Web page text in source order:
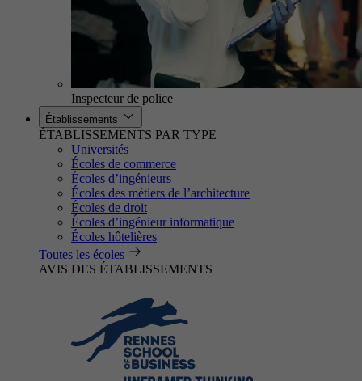
Inspecteur de police
Établissements
ÉTABLISSEMENTS PAR TYPE
Universités
Écoles de commerce
Écoles d’ingénieurs
Écoles des métiers de l’architecture
Écoles de droit
Écoles d’ingénieur informatique
Écoles hôtelières
Toutes les écoles
AVIS DES ÉTABLISSEMENTS